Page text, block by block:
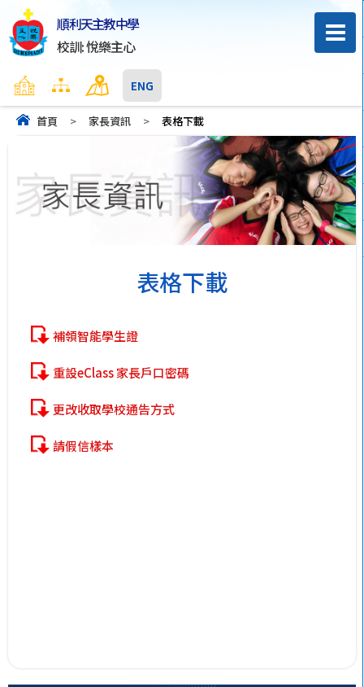
順利天主教中學
校訓: 悅樂主心
主頁 網頁地圖 聯絡我們
ENG
首頁 > 家長資訊 > 表格下載
表格下載
補領智能學生證
重設eClass 家長戶口密碼
更改收取學校通告方式
請假信樣本